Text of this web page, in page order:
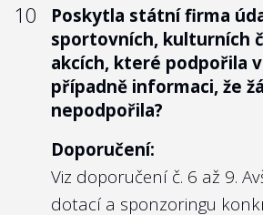
Nejlépe to dělají v/ve:
Povodí Vltavy, s.p.
Mnoho státních podniků
přímo s odkazem na web
kterému již odpověď na
poskytly dříve:
10
Poskytla státní firma
sportovních, kulturních
akcích, které podpořila
případně informaci, že
nepodpořila?
Doporučení:
Viz doporučení č. 6 až 9.
dotací a sponzoringu